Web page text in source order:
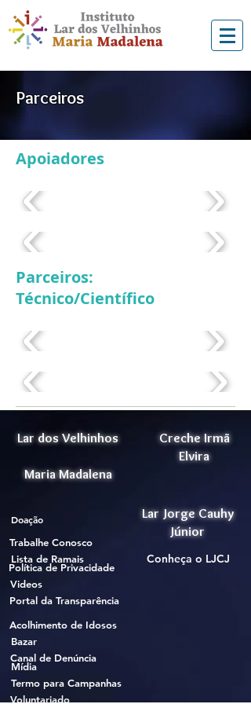
Parceiros
Apoiadores
Parceiros:
Técnico/Científico
Lar dos Velhinhos
Maria Madalena
Doação
Trabalhe Conosco
Lista de Ramais
Política de Privacidade
Creche Irmã
Elvira
Lar Jorge Cauhy
Júnior
Conheça o LJCJ
Videos
Portal da Transparência
Acolhimento de Idosos
Bazar
Canal de Denúncia
Mídia
Termo para Campanhas
Voluntariado